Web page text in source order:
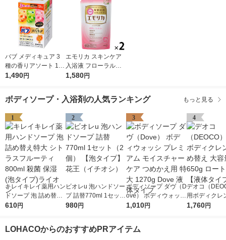
バブ メディキュア 3
種の香りアソート 1箱
（12錠入）高濃度炭
1,490円
エモリカ スキンケア
入浴液 フローラルの
香り 詰め替え 360ml
（1個×2）花王
1,580円
ボディソープ・入浴剤の人気ランキング もっと見る
1
キレイキレイ薬用ハン
ドソープ 泡 詰め替え
特大 シトラスフルー
610円
2
ビオレu 泡ハンドソー
プ 詰替770ml 1セット
（2個） 【泡タイプ】
980円
3
ボディソープ ダヴ（D
ove） ボディウォッシ
プレミアム モイスチ
体タイプ
1,010円
4
デオコ（
用ボディクレ
め替え 大容
1,760円
LOHACOからのおすすめPRアイテム